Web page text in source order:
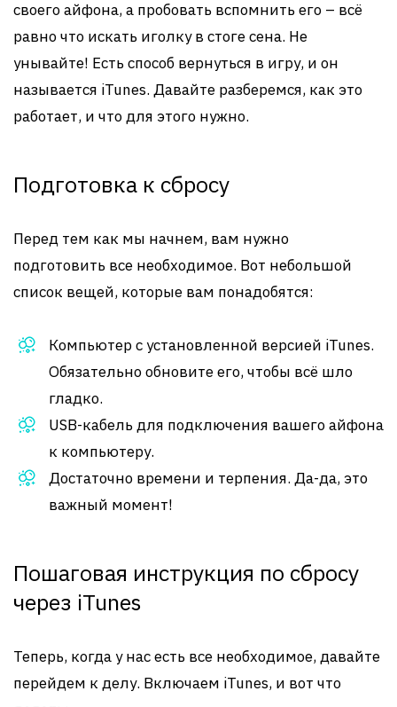
своего айфона, а пробовать вспомнить его – всё
равно что искать иголку в стоге сена. Не
унывайте! Есть способ вернуться в игру, и он
называется iTunes. Давайте разберемся, как это
работает, и что для этого нужно.
Подготовка к сбросу
Перед тем как мы начнем, вам нужно
подготовить все необходимое. Вот небольшой
список вещей, которые вам понадобятся:
Компьютер с установленной версией iTunes.
Обязательно обновите его, чтобы всё шло
гладко.
USB-кабель для подключения вашего айфона
к компьютеру.
Достаточно времени и терпения. Да-да, это
важный момент!
Пошаговая инструкция по сбросу
через iTunes
Теперь, когда у нас есть все необходимое, давайте
перейдем к делу. Включаем iTunes, и вот что